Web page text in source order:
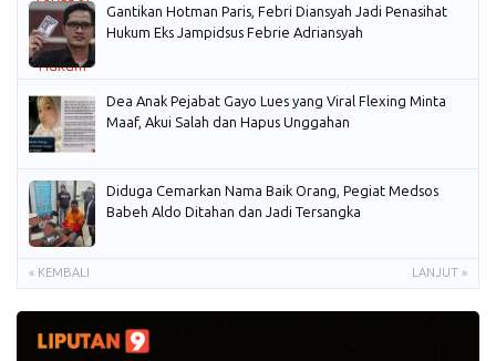
Gantikan Hotman Paris, Febri Diansyah Jadi Penasihat
Hukum Eks Jampidsus Febrie Adriansyah
Dea Anak Pejabat Gayo Lues yang Viral Flexing Minta
Maaf, Akui Salah dan Hapus Unggahan
Diduga Cemarkan Nama Baik Orang, Pegiat Medsos
Babeh Aldo Ditahan dan Jadi Tersangka
« KEMBALI LANJUT »